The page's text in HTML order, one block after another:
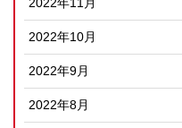
2022年11月
2022年10月
2022年9月
2022年8月